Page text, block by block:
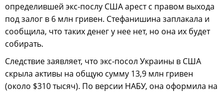
определившей экс-послу США арест с правом выхода
под залог в 6 млн гривен. Стефанишина заплакала и
сообщила, что таких денег у нее нет, но она их будет
собирать.
Следствие заявляет, что экс-посол Украины в США
скрыла активы на общую сумму 13,9 млн гривен
(около $310 тысяч). По версии НАБУ, она оформила на